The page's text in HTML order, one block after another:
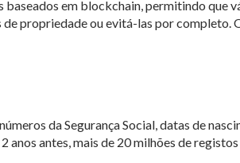
em blockchain, permitindo que
propriedade ou evitá-las por completo.
da Segurança Social, datas de
antes, mais de 20 milhões de